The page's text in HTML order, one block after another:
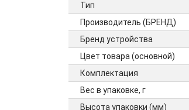
Тип
Производитель (БРЕНД)
Бренд устройства
Цвет товара (основной)
Комплектация
Вес в упаковке, г
Высота упаковки (мм)